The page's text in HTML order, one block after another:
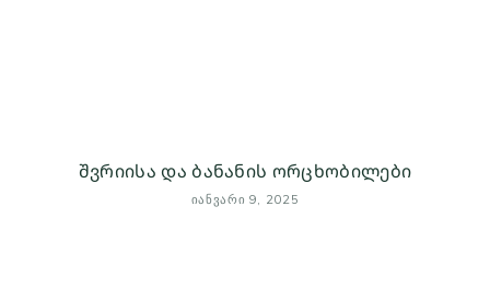
შვრიისა და ბანანის ორცხობილები
ᲘᲐᲜᲕᲐᲠᲘ 9, 2025